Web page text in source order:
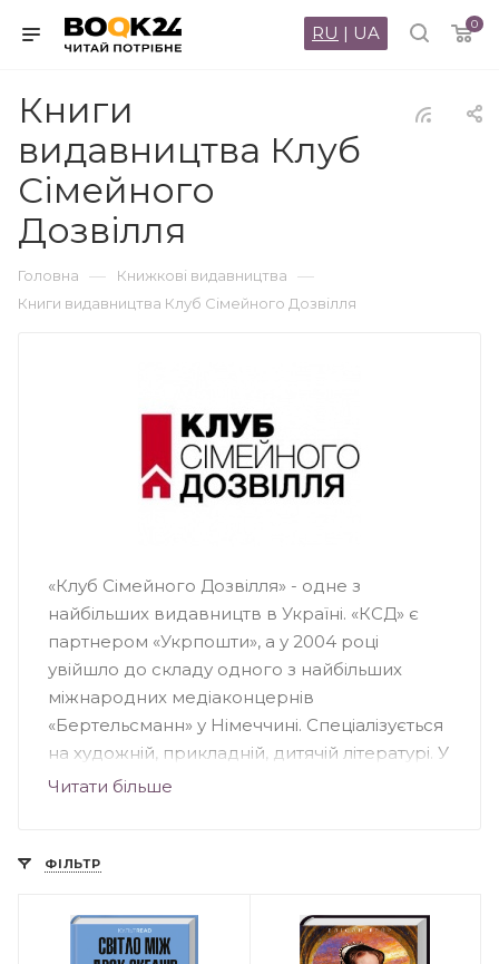
0
RU | UA
Книги
видавництва Клуб
Сімейного
Дозвілля
Головна — Книжкові видавництва —
Книги видавництва Клуб Сімейного Дозвілля
«Клуб Сімейного Дозвілля» - одне з
найбільших видавництв в Україні. «КСД» є
партнером «Укрпошти», а у 2004 році
увійшло до складу одного з найбільших
міжнародних медіаконцернів
«Бертельсманн» у Німеччині. Спеціалізується
на художній, прикладній, дитячій літературі. У
видавництві вийшли друком світові
інших. У «КДС» побачили світ книги
Роздобудько, Андрія Кокотюхи та інших.
«КСД» займається багатьма книжковими
Читати більше
ФІЛЬТР